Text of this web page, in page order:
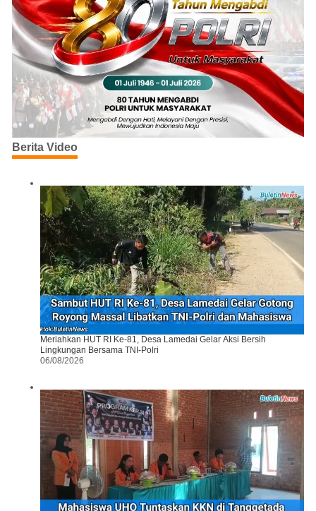
Berita Video
Meriahkan HUT RI Ke-81, Desa Lamedai Gelar Aksi Bersih
Lingkungan Bersama TNI-Polri
06/08/2026